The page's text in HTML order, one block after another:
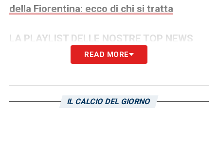
della Fiorentina: ecco di chi si tratta
LA PLAYLIST DELLE NOSTRE TOP NEWS
READ MORE
IL CALCIO DEL GIORNO